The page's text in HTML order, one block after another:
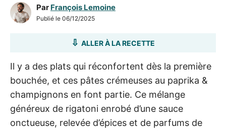
Par François Lemoine
Publié le 06/12/2025
ALLER À LA RECETTE
Il y a des plats qui réconfortent dès la première
bouchée, et ces pâtes crémeuses au paprika &
champignons en font partie. Ce mélange
généreux de rigatoni enrobé d’une sauce
onctueuse, relevée d’épices et de parfums de